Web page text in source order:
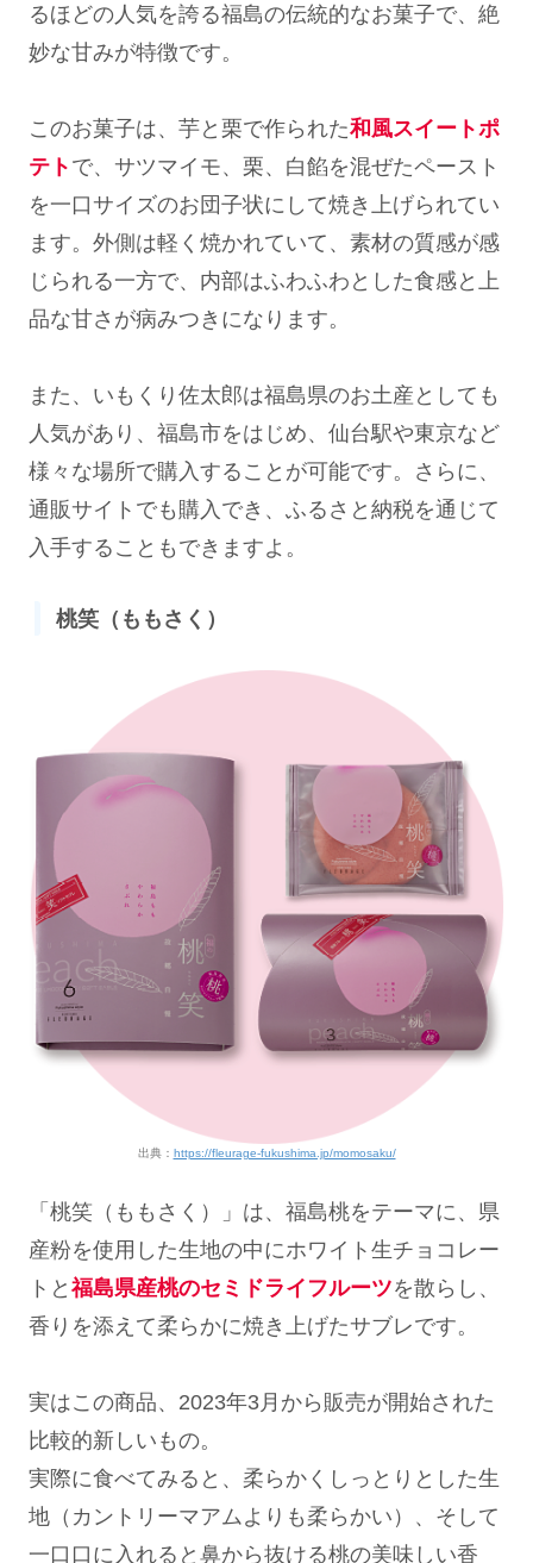
るほどの人気を誇る福島の伝統的なお菓子で、絶
妙な甘みが特徴です。
このお菓子は、芋と栗で作られた和風スイートポ
テト で、サツマイモ、栗、白餡を混ぜたペースト
を一口サイズのお団子状にして焼き上げられてい
ます。外側は軽く焼かれていて、素材の質感が感
じられる一方で、内部はふわふわとした食感と上
品な甘さが病みつきになります。
また、いもくり佐太郎は福島県のお土産としても
人気があり、福島市をはじめ、仙台駅や東京など
様々な場所で購入することが可能です。さらに、
通販サイトでも購入でき、ふるさと納税を通じて
入手することもできますよ。
桃笑（ももさく）
出典： https://fleurage-fukushima.jp/momosaku/
「桃笑（ももさく）」は、福島桃をテーマに、県
産粉を使用した生地の中にホワイト生チョコレー
トと 福島県産桃のセミドライフルーツを散らし、
香りを添えて柔らかに焼き上げたサブレです。
実はこの商品、2023年3月から販売が開始された
比較的新しいもの。
実際に食べてみると、柔らかくしっとりとした生
地（カントリーマアムよりも柔らかい）、そして
一口口に入れると鼻から抜ける桃の美味しい香